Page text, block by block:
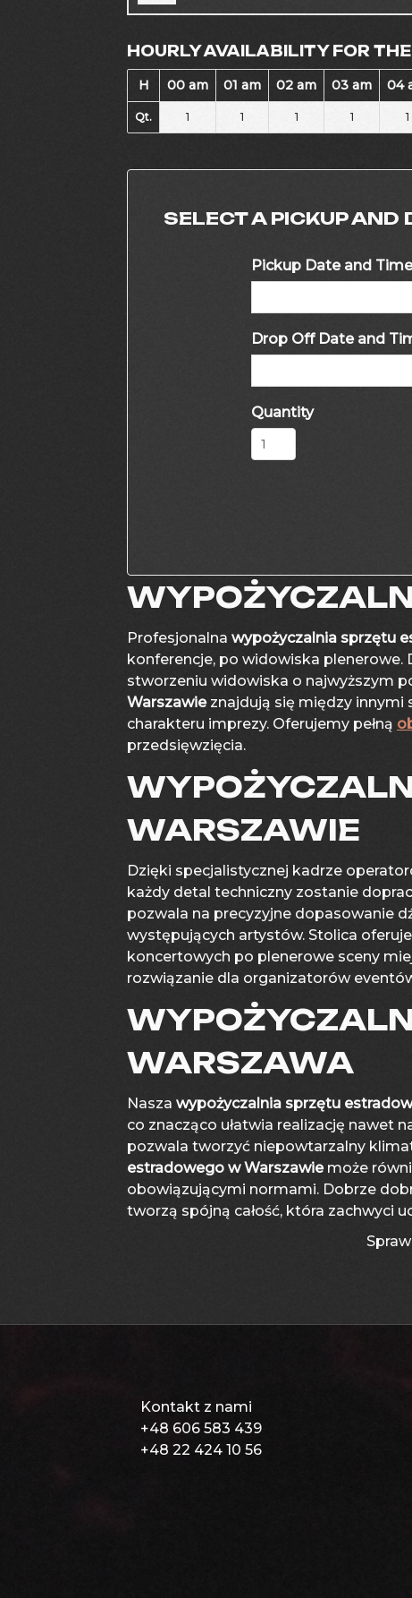
HOURLY AVAILABILITY FOR
H 00 am 01 am 02 am 03 am 04
Qt. 1 1 1 1 1
SELECT A PICKUP AND
Pickup Date and Time
Drop Off Date and
Quantity
Profesjonalna wypożyczalnia sprzętu
konferencje, po widowiska
stworzeniu widowiska o najwyższym
Warszawieznajdują się między innymi
charakteru imprezy. Oferujemy pełną
przedsięwzięcia.
WARSZAWIE
Dzięki specjalistycznej kadrze
każdy detal techniczny zostanie
pozwala na precyzyjne dopasowanie
występujących artystów. Stolica
koncertowych po plenerowe sceny
rozwiązanie dla organizatorów
WARSZAWA
Nasza wypożyczalnia sprzętu
co znacząco ułatwia realizację nawet
pozwala tworzyć niepowtarzalny
estradowego w Warszawiemoże
obowiązującymi normami. Dobrze
tworzą spójną całość, która zachwyci
Kontakt z nami
+48 606 583 439
+48 22 424 10 56